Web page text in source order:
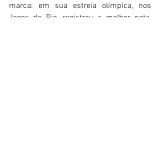
marca: em sua estreia olímpica, nos
Jogos do Rio, registrou a melhor nota,